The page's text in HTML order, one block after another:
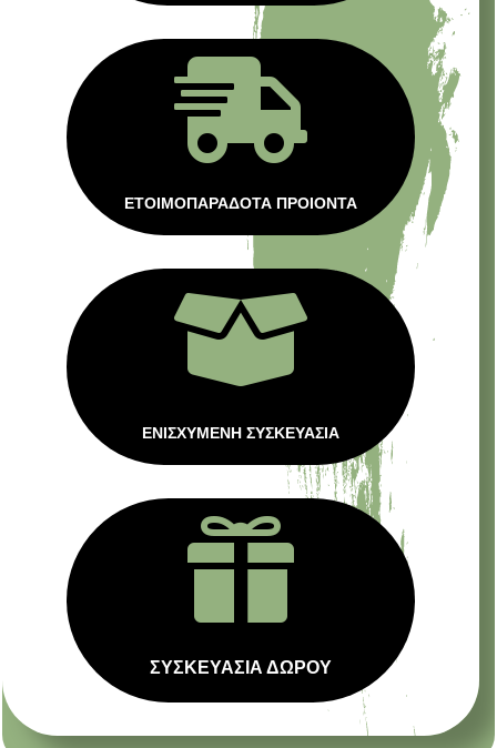

ΕΤΟΙΜΟΠΑΡΑΔΟΤΑ ΠΡΟΙΟΝΤΑ

ΕΝΙΣΧΥΜΕΝΗ ΣΥΣΚΕΥΑΣΙΑ

ΣΥΣΚΕΥΑΣΙΑ ΔΩΡΟΥ